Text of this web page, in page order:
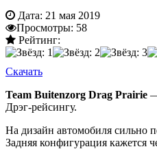
Дата: 21 мая 2019
Просмотры: 58
Рейтинг:
Скачать
Team Buitenzorg Drag Prairie
Дрэг-рейсингу.
На дизайн автомобиля сильно
Задняя конфигурация